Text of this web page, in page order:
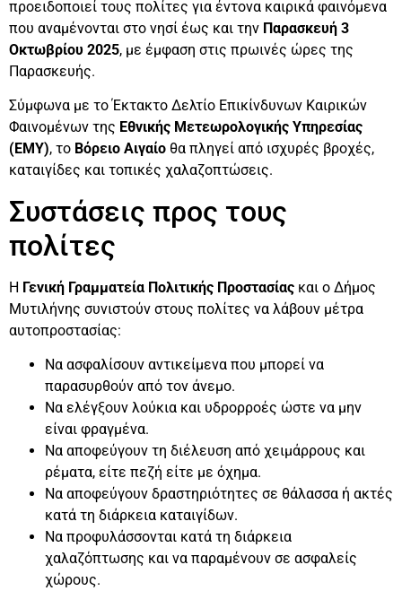
προειδοποιεί τους πολίτες για έντονα καιρικά φαινόμενα
που αναμένονται στο νησί έως και την Παρασκευή 3
Οκτωβρίου 2025, με έμφαση στις πρωινές ώρες της
Παρασκευής.
Σύμφωνα με το Έκτακτο Δελτίο Επικίνδυνων Καιρικών
Φαινομένων της Εθνικής Μετεωρολογικής Υπηρεσίας
(ΕΜΥ), το Βόρειο Αιγαίο θα πληγεί από ισχυρές βροχές,
καταιγίδες και τοπικές χαλαζοπτώσεις.
Συστάσεις προς τους
πολίτες
Η Γενική Γραμματεία Πολιτικής Προστασίας και ο Δήμος
Μυτιλήνης συνιστούν στους πολίτες να λάβουν μέτρα
αυτοπροστασίας:
Να ασφαλίσουν αντικείμενα που μπορεί να
παρασυρθούν από τον άνεμο.
Να ελέγξουν λούκια και υδρορροές ώστε να μην
είναι φραγμένα.
Να αποφεύγουν τη διέλευση από χειμάρρους και
ρέματα, είτε πεζή είτε με όχημα.
Να αποφεύγουν δραστηριότητες σε θάλασσα ή ακτές
κατά τη διάρκεια καταιγίδων.
Να προφυλάσσονται κατά τη διάρκεια
χαλαζόπτωσης και να παραμένουν σε ασφαλείς
χώρους.